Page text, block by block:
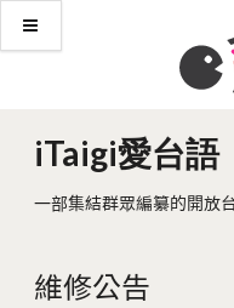
iTaigi愛台語
一部集結群眾編纂的開放
維修公告